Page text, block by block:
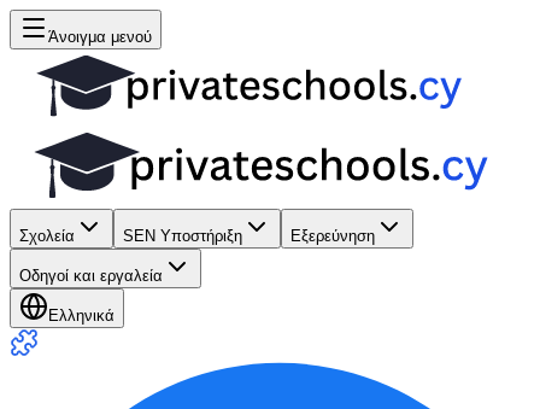
Άνοιγμα μενού
Σχολεία SEN Υποστήριξη Εξερεύνηση
Οδηγοί και εργαλεία
Ελληνικά